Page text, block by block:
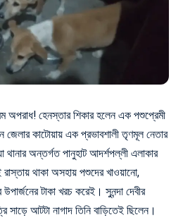
অপরাধ! হেনস্তার শিকার হলেন এক পশুপ্রেমী
জেলার কাটোয়ায় এক প্রভাবশালী তৃণমূল নেতার
থানার অন্তর্গত পানুহাট আদর্শপল্লী এলাকার
রাস্তায় থাকা অসহায় পশুদের খাওয়ানো,
টাকা খরচ করেই। সুনন্দা দেবীর
আটটা নাগাদ তিনি বাড়িতেই ছিলেন।